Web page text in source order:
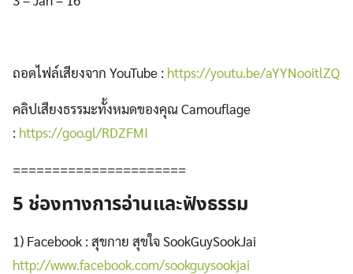
ถอดไฟล์เสียงจาก YouTube : https://youtu.be/aYYNooitlZQ
คลิปเสียงธรรมะทั้งหมดของคุณ Camouflage
: https://goo.gl/RDZFMI
======================
5 ช่องทางการอ่านและฟังธรรม
1) Facebook : สุขกาย สุขใจ SookGuySookJai
http://www.facebook.com/sookguysookjai